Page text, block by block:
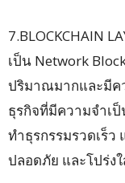
7.BLOCKCHAIN
เป็น Network
ปริมาณมากและมีคว
ธุรกิจที่มีความจำเ
ทำธุรกรรมรวดเร็
ปลอดภัย และโปร่ง